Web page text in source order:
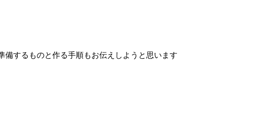
するものと作る手順もお伝えしようと思います